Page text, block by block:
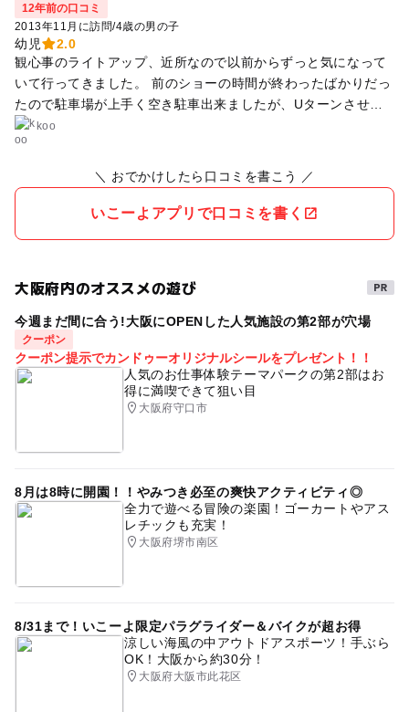
12年前の口コミ
2013年11月に訪問/4歳の男の子
幼児
2.0
観心事のライトアップ、近所なので以前からずっと気になって
いて行ってきました。 前のショーの時間が終わったばかりだっ
たので駐車場が上手く空き駐車出来ましたが、Uターンさせら
れている車も多く見受けられました。 紅葉がライトアップされ
ていましたが、それほど凄くはなかったです。 ライティングシ
ョーも地味で、幼児にはつまらなかったようです。 天王寺公園
のライトアップの方がはるかに子供向きで楽しいです。 有料の
本格的子供向けライトアップとお寺のライトアップを比較する
ほうがおかしいのかも知れませんが。 結構来場していました
koo
＼ おでかけしたら口コミを書こう ／
いこーよアプリで口コミを書く
大阪府内のオススメの遊び
今週まだ間に合う!大阪にOPENした人気施設の第2部が穴場
クーポン
クーポン提示でカンドゥーオリジナルシールをプレゼント！！
人気のお仕事体験テーマパークの第2部はお
得に満喫できて狙い目
大阪府守口市
8月は8時に開園！！やみつき必至の爽快アクティビティ◎
全力で遊べる冒険の楽園！ゴーカートやアス
レチックも充実！
大阪府堺市南区
8/31まで！いこーよ限定パラグライダー＆バイクが超お得
涼しい海風の中アウトドアスポーツ！手ぶら
OK！大阪から約30分！
大阪府大阪市此花区